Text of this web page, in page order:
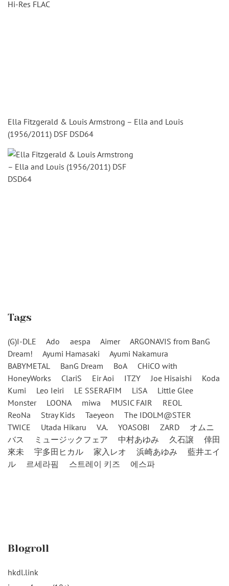
Ella Fitzgerald & Louis Armstrong – Ella and Louis
(1956/2011) DSF DSD64
Tags
(G)I-DLE Ado aespa Aimer
ARGONAVIS from BanG
Dream!
Ayumi Hamasaki
Ayumi Nakamura
BABYMETAL
BanG Dream BoA
CHiCO with
HoneyWorks
ClariS Eir Aoi ITZY Joe Hisaishi
Koda
Kumi
Leo Ieiri LE SSERAFIM LiSA
Little Glee
Monster
LOONA miwa MUSIC FAIR
REOL
ReoNa
Stray Kids Taeyeon
The IDOLM@STER
TWICE
Utada Hikaru V.A. YOASOBI ZARD
オムニ
バス
ミュージックフェア 中村あゆみ 久石譲
倖田
來未
宇多田ヒカル 家入レオ 浜崎あゆみ
藍井エイ
ル
르세라핌 스트레이 키즈 에스파
Blogroll
hkdl.link